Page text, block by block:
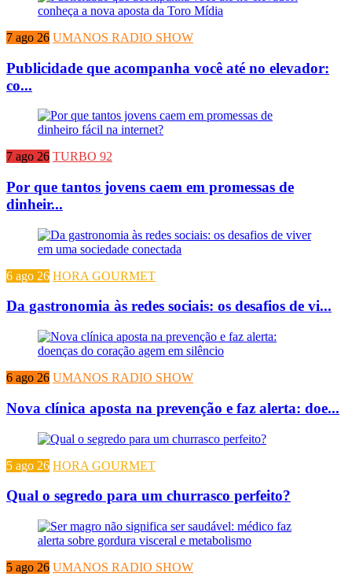
7 ago 26 UMANOS RADIO SHOW
Publicidade que acompanha você até no elevador:
co...
7 ago 26 TURBO 92
Por que tantos jovens caem em promessas de
dinheir...
6 ago 26 HORA GOURMET
Da gastronomia às redes sociais: os desafios de vi...
6 ago 26 UMANOS RADIO SHOW
Nova clínica aposta na prevenção e faz alerta: doe...
5 ago 26 HORA GOURMET
Qual o segredo para um churrasco perfeito?
5 ago 26 UMANOS RADIO SHOW